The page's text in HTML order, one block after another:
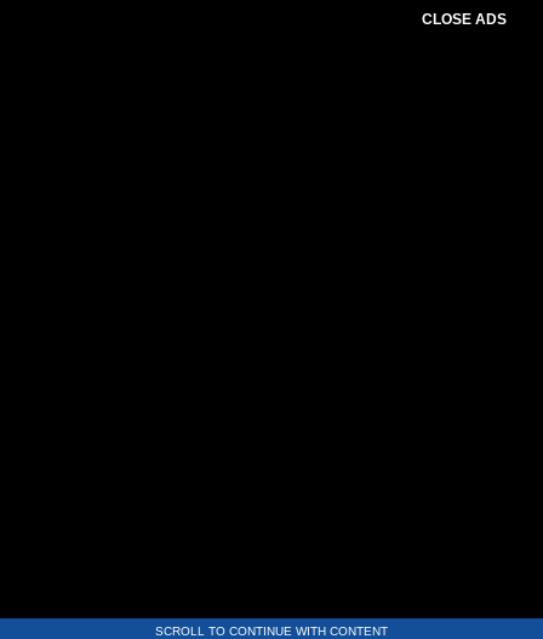
CLOSE ADS
SCROLL TO CONTINUE WITH CONTENT